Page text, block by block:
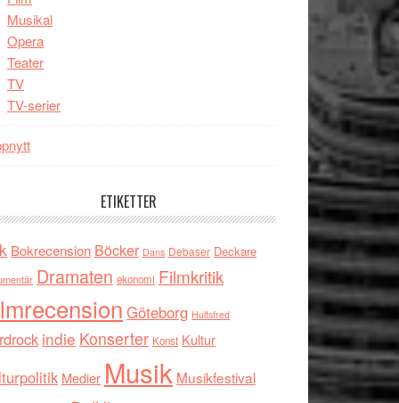
Musikal
Opera
Teater
TV
TV-serier
ETIKETTER
Bokrecension Böcker Dans Debaser Deckare
Dramaten ekonomi Filmkritik
Göteborg Hultsfred
indie Konserter Konst Kultur
Medier Musik Musikfestival